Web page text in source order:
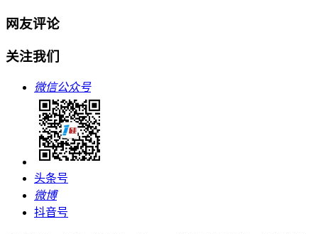
网友评论
关注我们
微信公众号
头条号
微博
抖音号